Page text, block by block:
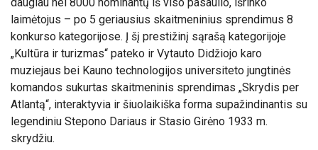
laimėtojus – po 5 geriausius skaitmeninius sprendimus 8
konkurso kategorijose. Į šį prestižinį sąrašą kategorijoje
„Kultūra ir turizmas“ pateko ir Vytauto Didžiojo karo
muziejaus bei Kauno technologijos universiteto jungtinės
komandos sukurtas skaitmeninis sprendimas „Skrydis per
Atlantą“, interaktyvia ir šiuolaikiška forma supažindinantis su
legendiniu Stepono Dariaus ir Stasio Girėno 1933 m.
skrydžiu.